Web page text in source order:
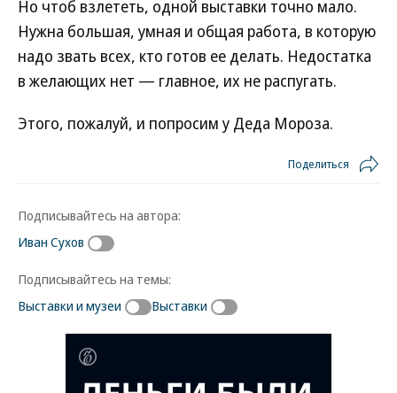
Но чтоб взлететь, одной выставки точно мало.
Нужна большая, умная и общая работа, в которую
надо звать всех, кто готов ее делать. Недостатка
в желающих нет — главное, их не распугать.
Этого, пожалуй, и попросим у Деда Мороза.
Поделиться
Подписывайтесь на автора:
Иван Сухов
Подписывайтесь на темы:
Выставки и музеи
Выставки